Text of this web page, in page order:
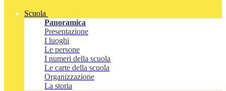
Scuola
Panoramica
Presentazione
I luoghi
Le persone
I numeri della scuola
Le carte della scuola
Organizzazione
La storia